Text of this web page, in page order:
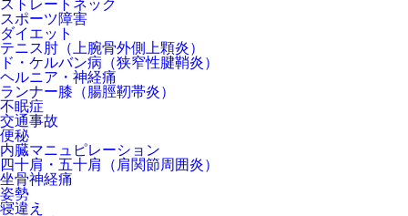
ストレートネック
スポーツ障害
ダイエット
テニス肘（上腕骨外側上顆炎）
ド・ケルバン病（狭窄性腱鞘炎）
ヘルニア・神経痛
ランナー膝（腸脛靭帯炎）
不眠症
交通事故
便秘
内臓マニュピレーション
四十肩・五十肩（肩関節周囲炎）
坐骨神経痛
姿勢
寝違え